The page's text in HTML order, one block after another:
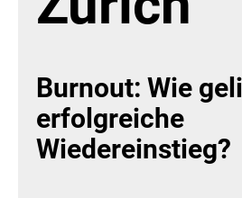
Burnout: Wie
erfolgreiche
Wiedereinstieg?